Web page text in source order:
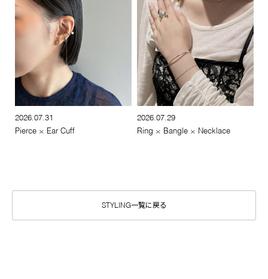
2026.07.31
Pierce × Ear Cuff
2026.07.29
Ring × Bangle × Necklace
STYLING一覧に戻る